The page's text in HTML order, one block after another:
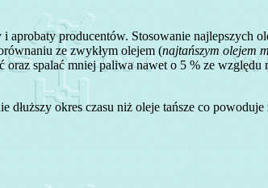
aprobaty producentów. Stosowanie najlepszych
ze zwykłym olejem (najtańszym olejem
spalać mniej paliwa nawet o 5 % ze względu
okres czasu niż oleje tańsze co